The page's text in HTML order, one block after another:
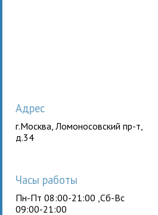
Адрес
г.Москва, Ломоносовский пр-т,
д.34
Часы работы
Пн-Пт 08:00-21:00 ,Сб-Вс
09:00-21:00